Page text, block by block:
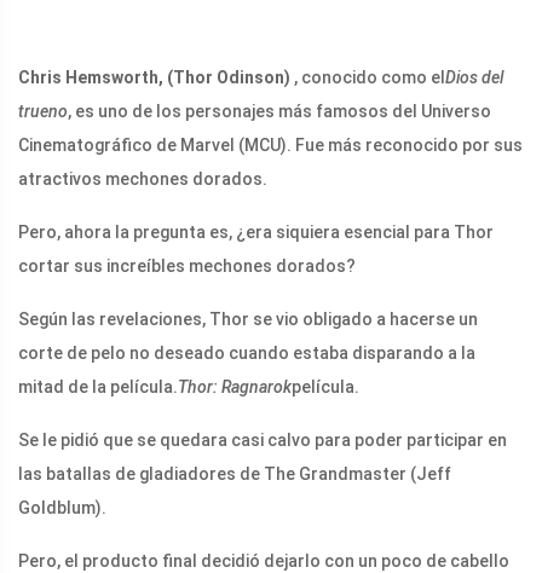
Chris Hemsworth, (Thor Odinson) , conocido como el Dios del
trueno, es uno de los personajes más famosos del Universo
Cinematográfico de Marvel (MCU). Fue más reconocido por sus
atractivos mechones dorados.
Pero, ahora la pregunta es, ¿era siquiera esencial para Thor
cortar sus increíbles mechones dorados?
Según las revelaciones, Thor se vio obligado a hacerse un
corte de pelo no deseado cuando estaba disparando a la
mitad de la película.Thor: Ragnarokpelícula.
Se le pidió que se quedara casi calvo para poder participar en
las batallas de gladiadores de The Grandmaster (Jeff
Goldblum).
Pero, el producto final decidió dejarlo con un poco de cabello